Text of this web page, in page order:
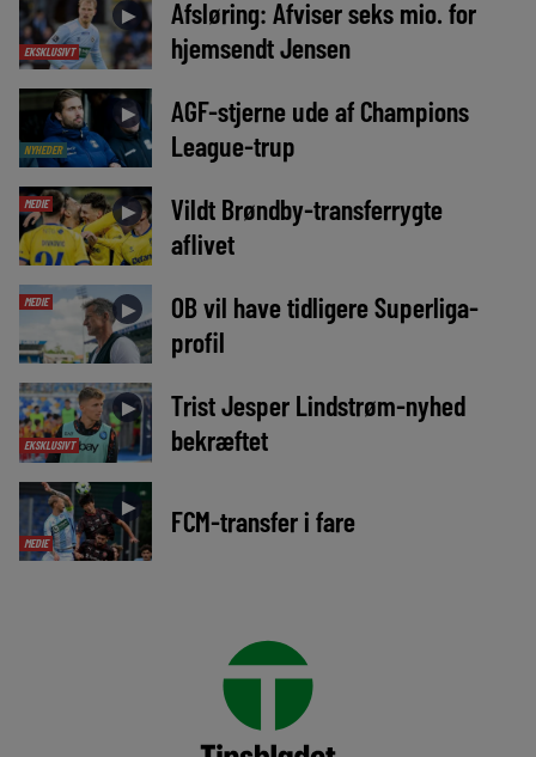
EKSKLUSIVT
►
Afsløring: Afviser seks mio. for
hjemsendt Jensen
NYHEDER
►
AGF-stjerne ude af Champions
League-trup
MEDIE ►
Vildt Brøndby-transferrygte
aflivet
MEDIE ►
OB vil have tidligere Superliga-
profil
EKSKLUSIVT
►
Trist Jesper Lindstrøm-nyhed
bekræftet
MEDIE
► FCM-transfer i fare